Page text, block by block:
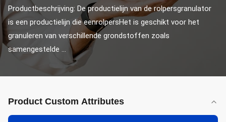
Productbeschrijving: De productielijn van de rolpersgranulator
is een productielijn die eenrolpersHet is geschikt voor het
granuleren van verschillende grondstoffen zoals
samengestelde ...
Product Custom Attributes